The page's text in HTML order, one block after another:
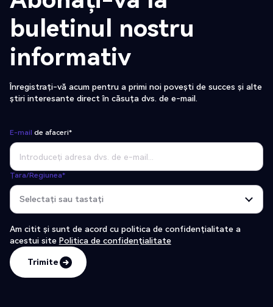
buletinul nostru
informativ
Înregistrați-vă acum pentru a primi noi povești de succes și alte
știri interesante direct în căsuța dvs. de e-mail.
E-mail de afaceri*
Țara/Regiunea*
Am citit și sunt de acord cu politica de confidențialitate a
acestui site Politica de confidențialitate
Trimite
Trimite